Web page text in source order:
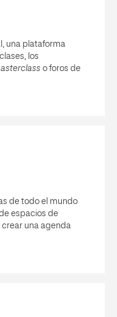
una plataforma
los
o foros de
de todo el mundo
espacios de
una agenda